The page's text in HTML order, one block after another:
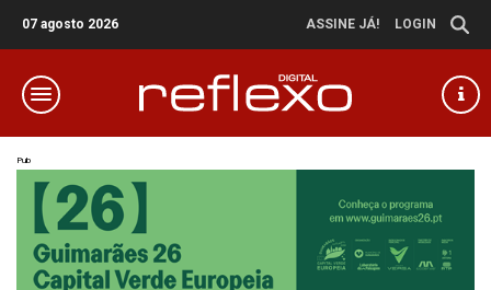
07 agosto 2026 ASSINE JÁ! LOGIN
Pub